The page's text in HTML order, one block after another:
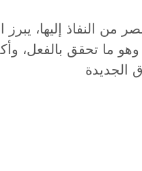
النفاذ إليها،
ما تحقق بالفعل،